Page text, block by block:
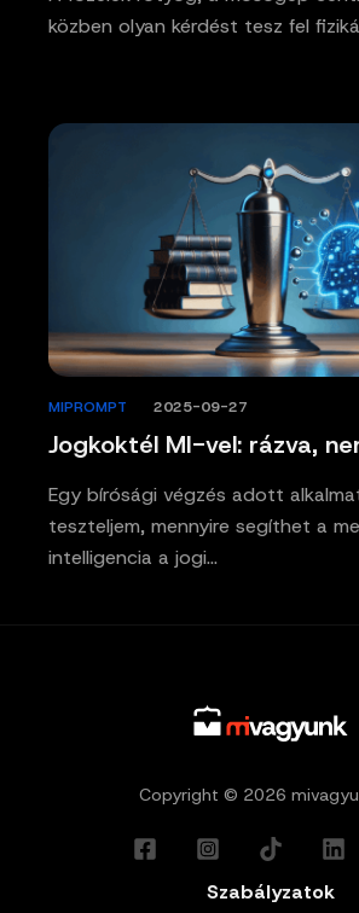
közben olyan kérdést tesz fel
Jogkoktél MI-vel: rázva,
MIPROMPT 2025-09-27
Egy bírósági végzés adott
teszteljem, mennyire segíthet a
intelligencia a jogi…
Copyright © 2026
Szabályzatok